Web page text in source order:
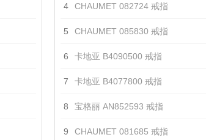
4 CHAUMET 082724 戒指
5 CHAUMET 085830 戒指
6 卡地亚 B4090500 戒指
7 卡地亚 B4077800 戒指
8 宝格丽 AN852593 戒指
9 CHAUMET 081685 戒指